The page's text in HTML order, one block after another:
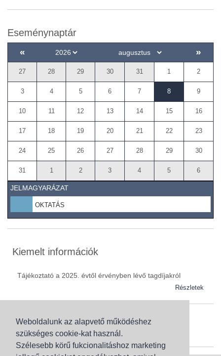
Weboldalunk az alapvető működéshez
szükséges cookie-kat használ.
Szélesebb körű fukcionalitáshoz marketing
Eseménynaptár
« »
27 28 29 30 31 1 2
3 4 5 6 7 8 9
10 11 12 13 14 15 16
17 18 19 20 21 22 23
24 25 26 27 28 29 30
31 1 2 3 4 5 6
JELMAGYARÁZAT
OKTATÁS
Kiemelt információk
Tájékoztató a 2025. évtől érvényben lévő tagdíjakról
Részletek
Szaknévsor
Szaknévsorunk folyamatosan bővül.